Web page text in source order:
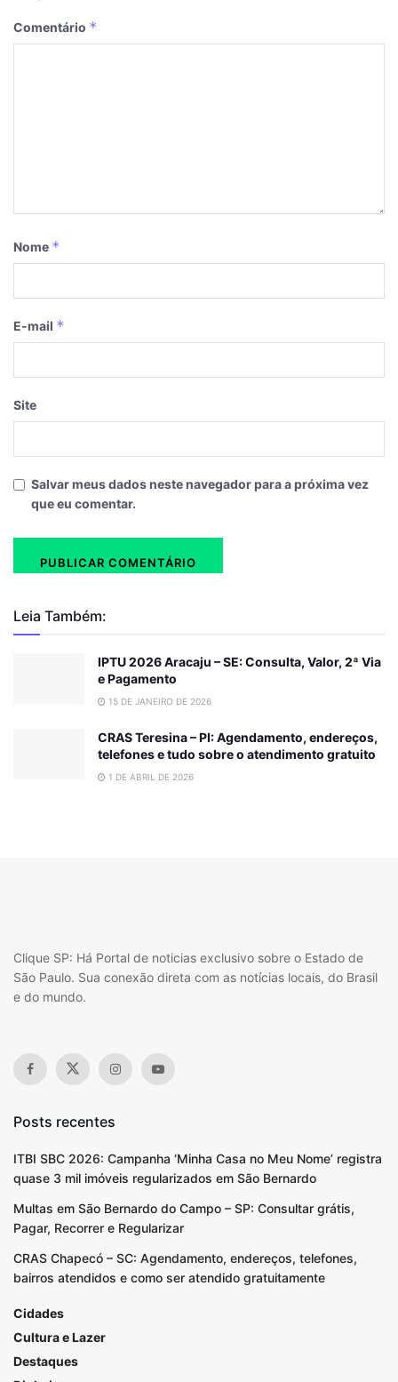
Comentário *
Nome *
E-mail *
Site
Salvar meus dados neste navegador para a próxima vez
que eu comentar.
Leia Também:
IPTU 2026 Aracaju – SE: Consulta, Valor, 2ª Via
e Pagamento
15 DE JANEIRO DE 2026
CRAS Teresina – PI: Agendamento, endereços,
telefones e tudo sobre o atendimento gratuito
1 DE ABRIL DE 2026
Clique SP: Há Portal de noticias exclusivo sobre o Estado de
São Paulo. Sua conexão direta com as notícias locais, do Brasil
e do mundo.
Posts recentes
ITBI SBC 2026: Campanha ‘Minha Casa no Meu Nome’ registra
quase 3 mil imóveis regularizados em São Bernardo
Multas em São Bernardo do Campo – SP: Consultar grátis,
Pagar, Recorrer e Regularizar
CRAS Chapecó – SC: Agendamento, endereços, telefones,
bairros atendidos e como ser atendido gratuitamente
Cidades
Cultura e Lazer
Destaques